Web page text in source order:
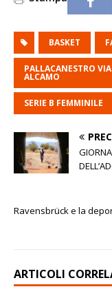
BASKET
PALLACANESTRO
ALCAMO
SERIE B FEMMINILE
Ravensbrück e la
ARTICOLI